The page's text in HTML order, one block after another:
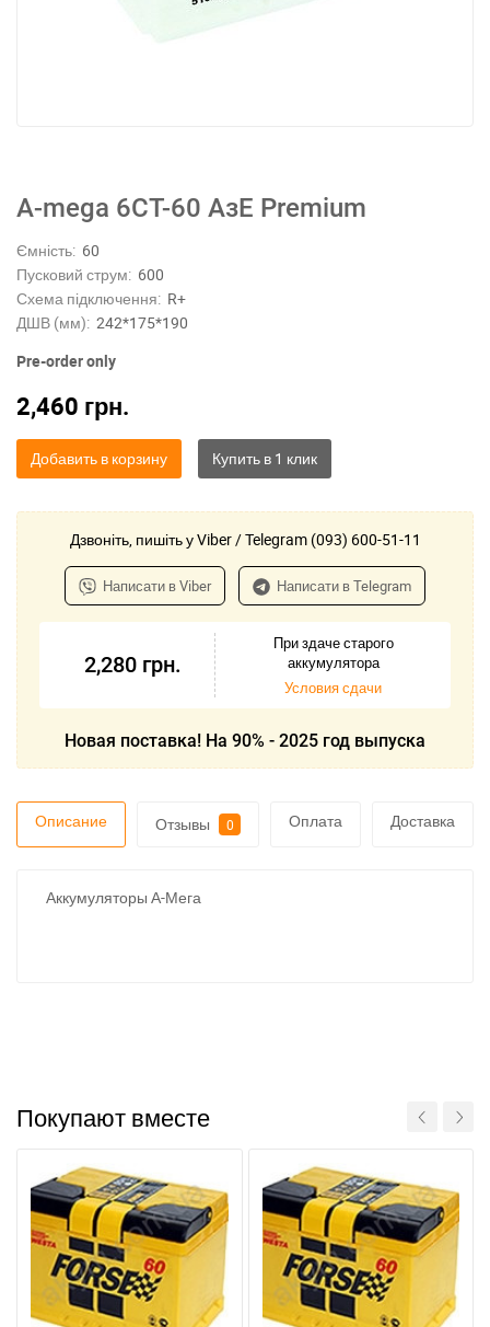
A-mega 6СТ-60 АзЕ Premium
Ємність: 60
Пусковий струм: 600
Схема підключення: R+
ДШВ (мм): 242*175*190
Pre-order only
2,460 грн.
Добавить в корзину
Дзвоніть, пишіть у Viber / Telegram (093) 600-51-11
Написати в Viber Написати в Telegram
2,280 грн.
При здаче старого
аккумулятора
Условия сдачи
Новая поставка! На 90% - 2025 год выпуска
Описание Отзывы 0 Оплата Доставка
Аккумуляторы А-Мега
Покупают вместе